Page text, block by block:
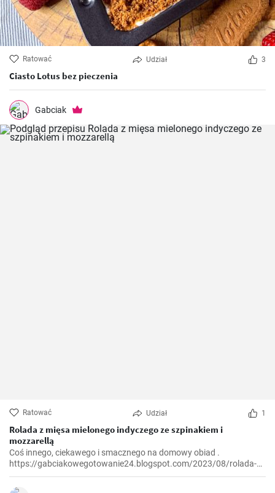
Ratować Udział 3
Ciasto Lotus bez pieczenia
Gabciak
Ratować Udział 1
Rolada z mięsa mielonego indyczego ze szpinakiem i
mozzarellą
Coś innego, ciekawego i smacznego na domowy obiad .
https://gabciakowegotowanie24.blogspot.com/2023/08/rolada-z-
miesa-mielonego-indyczego-ze.html